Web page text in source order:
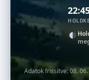
Adatok frissítve:08.